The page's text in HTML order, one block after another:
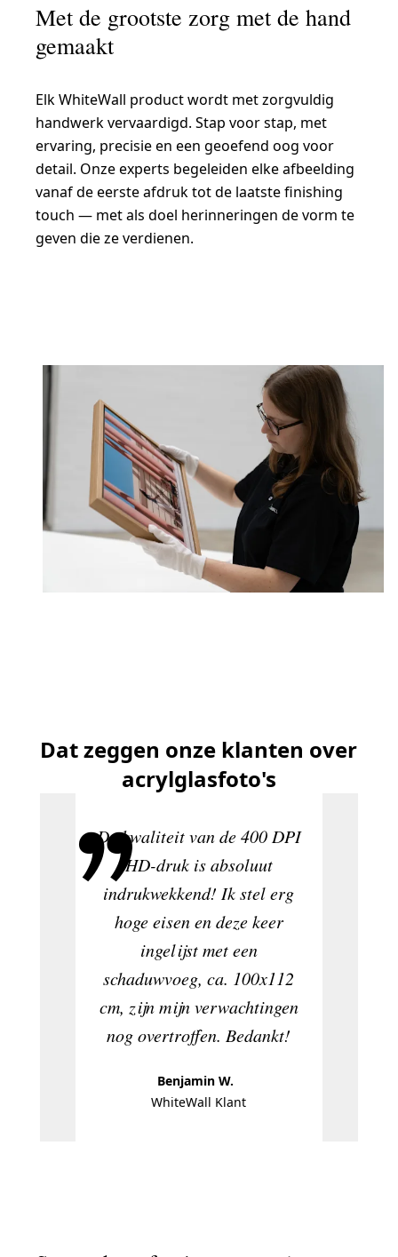
Met de grootste zorg met de hand
gemaakt
Elk WhiteWall product wordt met zorgvuldig
handwerk vervaardigd. Stap voor stap, met
ervaring, precisie en een geoefend oog voor
detail. Onze experts begeleiden elke afbeelding
vanaf de eerste afdruk tot de laatste finishing
touch — met als doel herinneringen de vorm te
geven die ze verdienen.
Dat zeggen onze klanten over
acrylglasfoto's
De kwaliteit van de 400 DPI
HD-druk is absoluut
indrukwekkend! Ik stel erg
hoge eisen en deze keer
ingelijst met een
schaduwvoeg, ca. 100x112
cm, zijn mijn verwachtingen
nog overtroffen. Bedankt!
Benjamin W.
WhiteWall Klant